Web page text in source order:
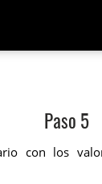
Paso 5
con los